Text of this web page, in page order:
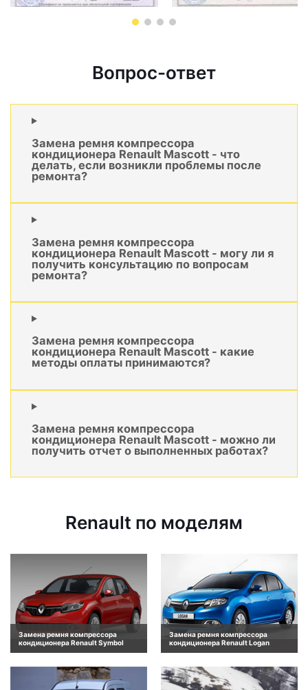
Вопрос-ответ
Замена ремня компрессора
кондиционера Renault Mascott - что
делать, если возникли проблемы после
ремонта?
Замена ремня компрессора
кондиционера Renault Mascott - могу ли я
получить консультацию по вопросам
ремонта?
Замена ремня компрессора
кондиционера Renault Mascott - какие
методы оплаты принимаются?
Замена ремня компрессора
кондиционера Renault Mascott - можно ли
получить отчет о выполненных работах?
Renault по моделям
Замена ремня компрессора
кондиционера Renault Symbol
Замена ремня компрессора
кондиционера Renault Logan